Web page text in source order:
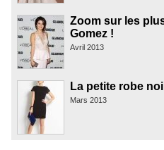
Zoom sur les
Gomez !
Avril 2013
La petite robe
Mars 2013